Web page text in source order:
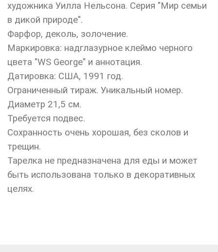
художника Уилла Нельсона. Серия "Мир семьи
в дикой природе".
Фарфор, деколь, золочение.
Маркировка: надглазурное клеймо черного
цвета "WS George" и аннотация.
Датировка: США, 1991 год.
Ограниченный тираж. Уникальный номер.
Диаметр 21,5 см.
Требуется подвес.
Сохранность очень хорошая, без сколов и
трещин.
Тарелка не предназначена для еды и может
быть использована только в декоративных
целях.